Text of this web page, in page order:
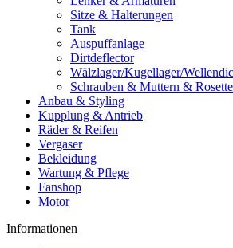
Sitze & Halterungen
Tank
Auspuffanlage
Dirtdeflector
Wälzlager/Kugellager/
Schrauben & Muttern &
Anbau & Styling
Kupplung & Antrieb
Räder & Reifen
Vergaser
Bekleidung
Wartung & Pflege
Fanshop
Motor
Informationen